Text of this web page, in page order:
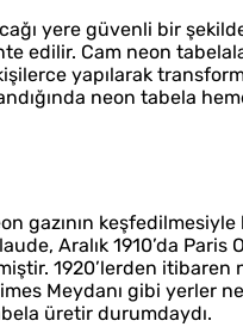
yere güvenli bir
edilir. Cam neon
yapılarak
neon tabela
gazının
Aralık 1910’da
1920’lerden
Meydanı gibi yerler
üretir durumdaydı.